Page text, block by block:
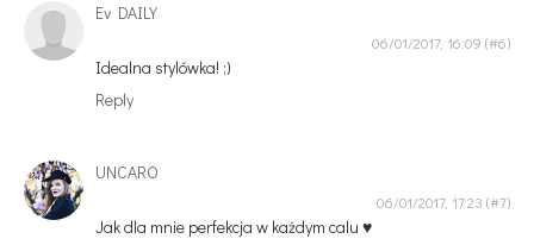
Ev DAILY
06/01/2017, 16:09
Idealna stylówka! ;)
Reply
UNCARO
06/01/2017, 17:23
Jak dla mnie perfekcja w każdym calu ♥